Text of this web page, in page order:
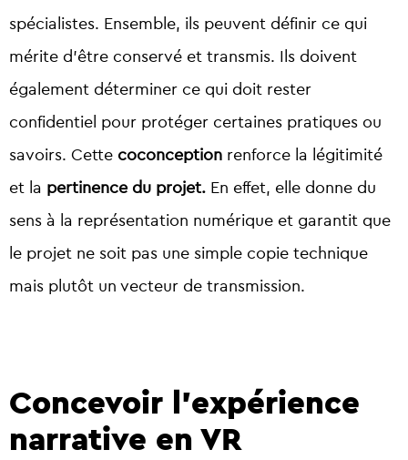
spécialistes. Ensemble, ils peuvent définir ce qui
mérite d’être conservé et transmis. Ils doivent
également déterminer ce qui doit rester
confidentiel pour protéger certaines pratiques ou
savoirs. Cette coconception renforce la légitimité
et la pertinence du projet. En effet, elle donne du
sens à la représentation numérique et garantit que
le projet ne soit pas une simple copie technique
mais plutôt un vecteur de transmission.
Concevoir l’expérience
narrative en VR